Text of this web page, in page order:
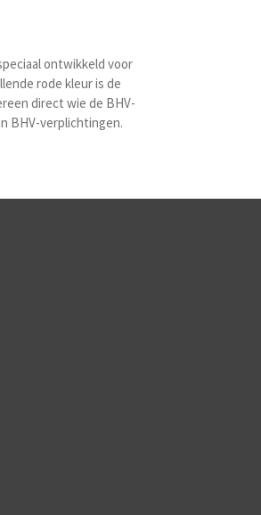
ontwikkeld voor
rode kleur is de
direct wie de BHV-
BHV-verplichtingen.